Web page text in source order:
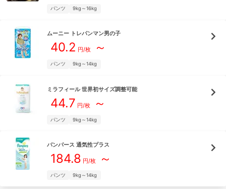
パンツ 9kg～16kg
ムーニー トレパンマン男の子
40.2 円/枚～
パンツ 9kg～14kg
ミラフィール 世界初サイズ調整可能
44.7 円/枚～
パンツ 9kg～14kg
パンパース 通気性プラス
184.8 円/枚～
パンツ 9kg～14kg